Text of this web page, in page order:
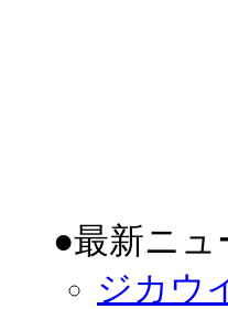
●最新ニュ
ジカウ